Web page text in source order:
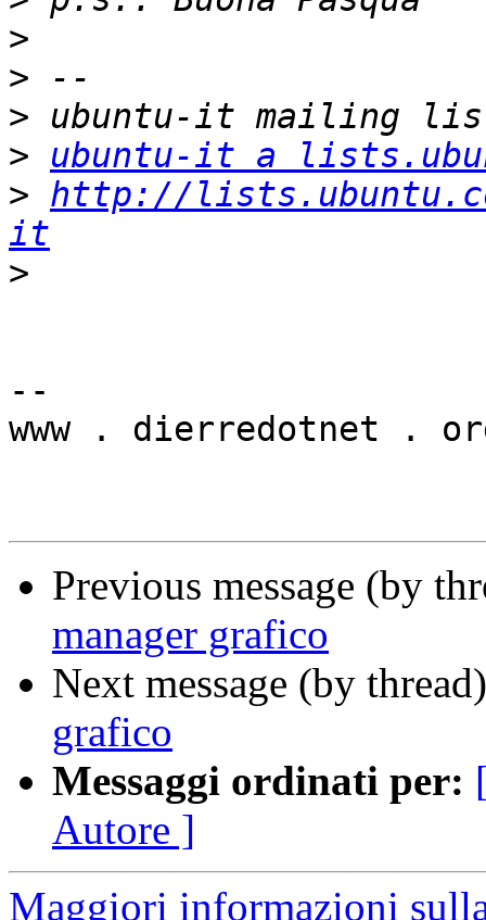
>
>
>
>
ubuntu-it a
> http://
it
>
--
www . dierredotnet .
Previous message (by
manager grafico
Next message (by
grafico
Messaggi ordinati per:
Autore ]
Maggiori informazioni